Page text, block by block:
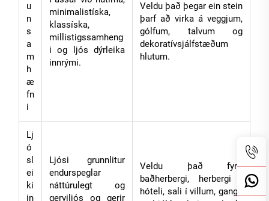
u
n
s
a
m
h
æ
fn
i
minimalistíska,
klassíska,
millistigssamheng
i og ljós dýrleika
innrými.
Veldu það þegar ein stein
þarf að virka á veggjum,
gólfum, talvum og
dekoratívsjálfstæðum
hlutum.
Lj
ó
sl
ei
ki
in
Ljósi grunnlitur
endurspeglar
náttúrulegt og
gerviljós og gerir
Veldu það fyrir
baðherbergi, herbergi í
hóteli, sali í villum, ganga